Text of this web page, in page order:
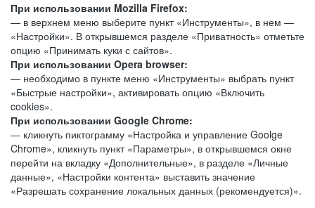
При использовании Mozilla Firefox:
— в верхнем меню выберите пункт «Инструменты», в нем —
«Настройки». В открывшемся разделе «Приватность» отметьте
опцию «Принимать куки с сайтов».
При использовании Opera browser:
— необходимо в пункте меню «Инструменты» выбрать пункт
«Быстрые настройки», активировать опцию «Включить
cookies».
При использовании Google Chrome:
— кликнуть пиктограмму «Настройка и управление Goolge
Chrome», кликнуть пункт «Параметры», в открывшемся окне
перейти на вкладку «Дополнительные», в разделе «Личные
данные», «Настройки контента» выставить значение
«Разрешать сохранение локальных данных (рекомендуется)».